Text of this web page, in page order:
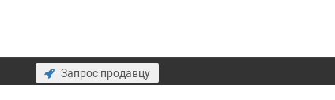
Запрос продавцу